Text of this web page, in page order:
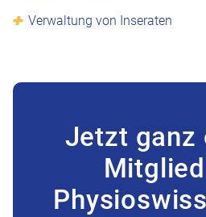
Verwaltung von Inseraten
Jetzt ganz